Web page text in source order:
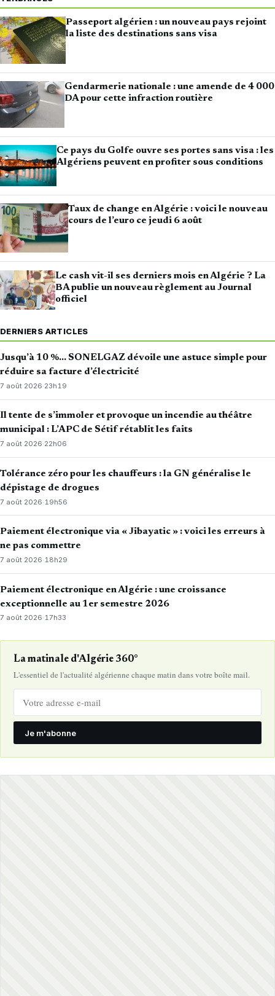
Passeport algérien : un nouveau pays rejoint
la liste des destinations sans visa
Gendarmerie nationale : une amende de 4 000
DA pour cette infraction routière
Ce pays du Golfe ouvre ses portes sans visa : les
Algériens peuvent en profiter sous conditions
Taux de change en Algérie : voici le nouveau
cours de l’euro ce jeudi 6 août
Le cash vit-il ses derniers mois en Algérie ? La
BA publie un nouveau règlement au Journal
officiel
DERNIERS ARTICLES
Jusqu’à 10 %… SONELGAZ dévoile une astuce simple pour
réduire sa facture d’électricité
7 août 2026·23h19
Il tente de s’immoler et provoque un incendie au théâtre
municipal : L’APC de Sétif rétablit les faits
7 août 2026·22h06
Tolérance zéro pour les chauffeurs : la GN généralise le
dépistage de drogues
7 août 2026· 19h56
Paiement électronique via « Jibayatic » : voici les erreurs à
ne pas commettre
7 août 2026·18h29
Paiement électronique en Algérie : une croissance
exceptionnelle au 1er semestre 2026
7 août 2026·17h33
La matinale d'Algérie 360°
L'essentiel de l'actualité algérienne chaque matin dans votre boîte mail.
Je m'abonne